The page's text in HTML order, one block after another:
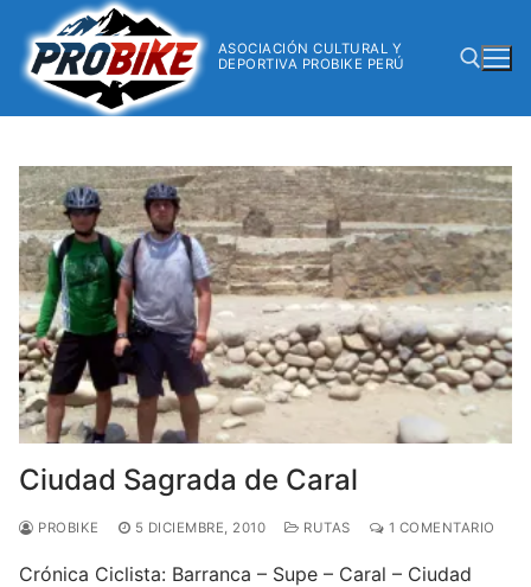
ASOCIACIÓN CULTURAL Y
DEPORTIVA PROBIKE PERÚ
Ciudad Sagrada de Caral
PROBIKE 5 DICIEMBRE, 2010 RUTAS 1 COMENTARIO
Crónica Ciclista: Barranca – Supe – Caral – Ciudad